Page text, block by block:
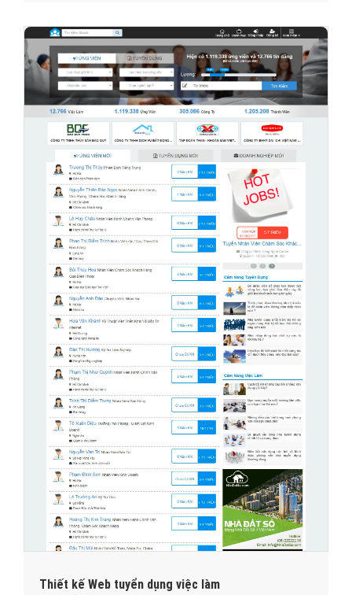
Thiết kế Web tuyển dụng việc làm